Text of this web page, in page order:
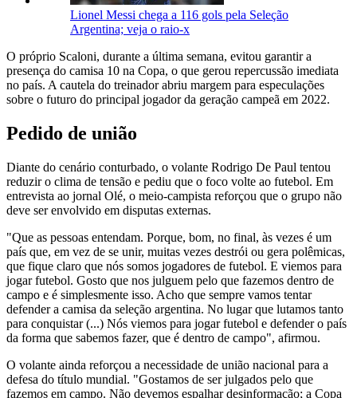
Lionel Messi chega a 116 gols pela Seleção
Argentina; veja o raio-x
O próprio Scaloni, durante a última semana, evitou garantir a
presença do camisa 10 na Copa, o que gerou repercussão imediata
no país. A cautela do treinador abriu margem para especulações
sobre o futuro do principal jogador da geração campeã em 2022.
Pedido de união
Diante do cenário conturbado, o volante Rodrigo De Paul tentou
reduzir o clima de tensão e pediu que o foco volte ao futebol. Em
entrevista ao jornal Olé, o meio-campista reforçou que o grupo não
deve ser envolvido em disputas externas.
"Que as pessoas entendam. Porque, bom, no final, às vezes é um
país que, em vez de se unir, muitas vezes destrói ou gera polêmicas,
que fique claro que nós somos jogadores de futebol. E viemos para
jogar futebol. Gosto que nos julguem pelo que fazemos dentro de
campo e é simplesmente isso. Acho que sempre vamos tentar
defender a camisa da seleção argentina. No lugar que lutamos tanto
para conquistar (...) Nós viemos para jogar futebol e defender o país
da forma que sabemos fazer, que é dentro de campo", afirmou.
O volante ainda reforçou a necessidade de união nacional para a
defesa do título mundial. "Gostamos de ser julgados pelo que
fazemos em campo. Não devemos espalhar desinformação; a Copa